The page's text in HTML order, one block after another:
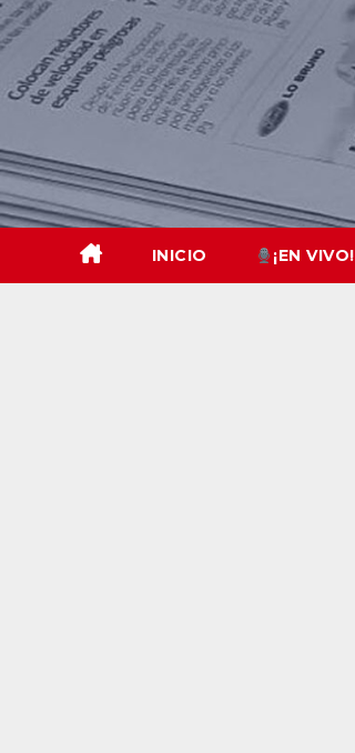
Skip
to
content
INICIO ¡EN VIVO!